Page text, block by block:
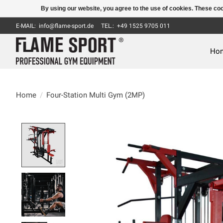
E-MAIL: info@flame-sport.de TEL.: +49 1525 9705 011
Home / Four-Station Multi Gym (2MP)
By using our website, you agree to the use of cookies. These